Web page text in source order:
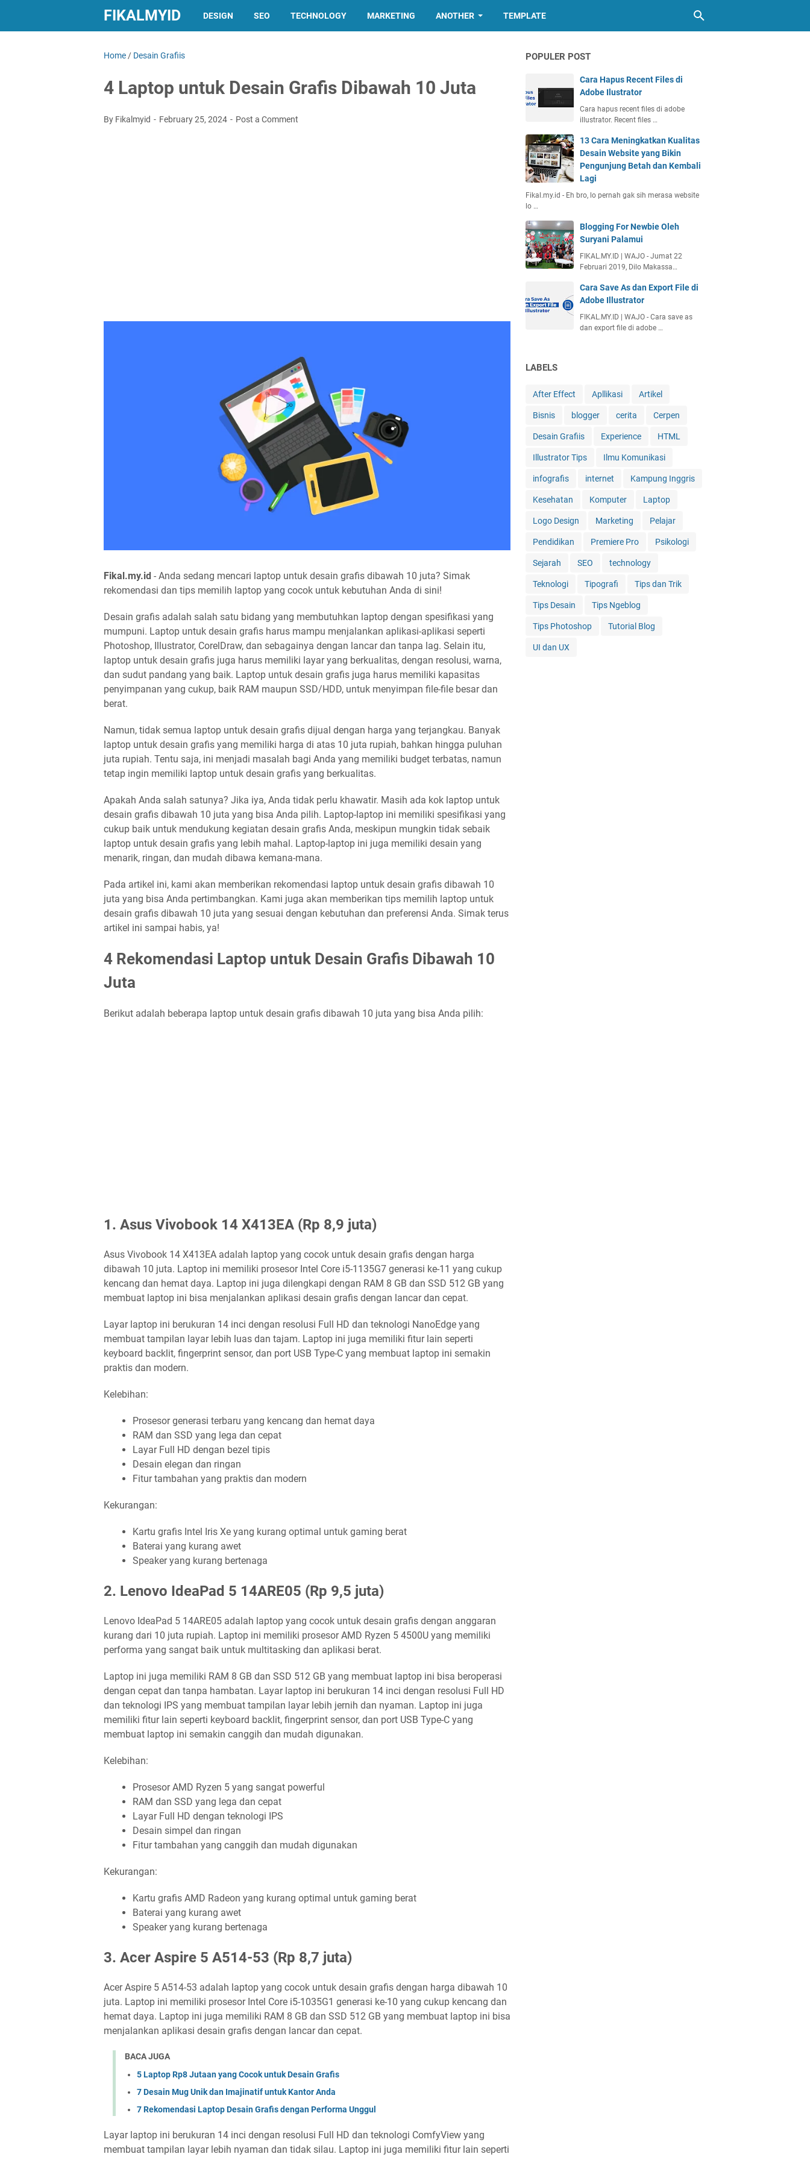
FIKALMYID DESIGN SEO TECHNOLOGY MARKETING ANOTHER TEMPLATE
Home / Desain Grafiis
4 Laptop untuk Desain Grafis Dibawah 10 Juta
By Fikalmyid February 25, 2024 Post a Comment
Fikal.my.id - Anda sedang mencari laptop untuk desain grafis dibawah 10 juta? Simak
rekomendasi dan tips memilih laptop yang cocok untuk kebutuhan Anda di sini!
Desain grafis adalah salah satu bidang yang membutuhkan laptop dengan spesifikasi yang
mumpuni. Laptop untuk desain grafis harus mampu menjalankan aplikasi-aplikasi seperti
Photoshop, Illustrator, CorelDraw, dan sebagainya dengan lancar dan tanpa lag. Selain itu,
laptop untuk desain grafis juga harus memiliki layar yang berkualitas, dengan resolusi, warna,
dan sudut pandang yang baik. Laptop untuk desain grafis juga harus memiliki kapasitas
penyimpanan yang cukup, baik RAM maupun SSD/HDD, untuk menyimpan file-file besar dan
berat.
Namun, tidak semua laptop untuk desain grafis dijual dengan harga yang terjangkau. Banyak
laptop untuk desain grafis yang memiliki harga di atas 10 juta rupiah, bahkan hingga puluhan
juta rupiah. Tentu saja, ini menjadi masalah bagi Anda yang memiliki budget terbatas, namun
tetap ingin memiliki laptop untuk desain grafis yang berkualitas.
Apakah Anda salah satunya? Jika iya, Anda tidak perlu khawatir. Masih ada kok laptop untuk
desain grafis dibawah 10 juta yang bisa Anda pilih. Laptop-laptop ini memiliki spesifikasi yang
cukup baik untuk mendukung kegiatan desain grafis Anda, meskipun mungkin tidak sebaik
laptop untuk desain grafis yang lebih mahal. Laptop-laptop ini juga memiliki desain yang
menarik, ringan, dan mudah dibawa kemana-mana.
Pada artikel ini, kami akan memberikan rekomendasi laptop untuk desain grafis dibawah 10
juta yang bisa Anda pertimbangkan. Kami juga akan memberikan tips memilih laptop untuk
desain grafis dibawah 10 juta yang sesuai dengan kebutuhan dan preferensi Anda. Simak terus
artikel ini sampai habis, ya!
4 Rekomendasi Laptop untuk Desain Grafis Dibawah 10
Juta
Berikut adalah beberapa laptop untuk desain grafis dibawah 10 juta yang bisa Anda pilih:
1. Asus Vivobook 14 X413EA (Rp 8,9 juta)
Asus Vivobook 14 X413EA adalah laptop yang cocok untuk desain grafis dengan harga
dibawah 10 juta. Laptop ini memiliki prosesor Intel Core i5-1135G7 generasi ke-11 yang cukup
kencang dan hemat daya. Laptop ini juga dilengkapi dengan RAM 8 GB dan SSD 512 GB yang
membuat laptop ini bisa menjalankan aplikasi desain grafis dengan lancar dan cepat.
Layar laptop ini berukuran 14 inci dengan resolusi Full HD dan teknologi NanoEdge yang
membuat tampilan layar lebih luas dan tajam. Laptop ini juga memiliki fitur lain seperti
keyboard backlit, fingerprint sensor, dan port USB Type-C yang membuat laptop ini semakin
praktis dan modern.
Kelebihan:
Prosesor generasi terbaru yang kencang dan hemat daya
RAM dan SSD yang lega dan cepat
Layar Full HD dengan bezel tipis
Desain elegan dan ringan
Fitur tambahan yang praktis dan modern
Kekurangan:
Kartu grafis Intel Iris Xe yang kurang optimal untuk gaming berat
Baterai yang kurang awet
Speaker yang kurang bertenaga
2. Lenovo IdeaPad 5 14ARE05 (Rp 9,5 juta)
Lenovo IdeaPad 5 14ARE05 adalah laptop yang cocok untuk desain grafis dengan anggaran
kurang dari 10 juta rupiah. Laptop ini memiliki prosesor AMD Ryzen 5 4500U yang memiliki
performa yang sangat baik untuk multitasking dan aplikasi berat.
Laptop ini juga memiliki RAM 8 GB dan SSD 512 GB yang membuat laptop ini bisa beroperasi
dengan cepat dan tanpa hambatan. Layar laptop ini berukuran 14 inci dengan resolusi Full HD
dan teknologi IPS yang membuat tampilan layar lebih jernih dan nyaman. Laptop ini juga
memiliki fitur lain seperti keyboard backlit, fingerprint sensor, dan port USB Type-C yang
membuat laptop ini semakin canggih dan mudah digunakan.
Kelebihan:
Prosesor AMD Ryzen 5 yang sangat powerful
RAM dan SSD yang lega dan cepat
Layar Full HD dengan teknologi IPS
Desain simpel dan ringan
Fitur tambahan yang canggih dan mudah digunakan
Kekurangan:
Kartu grafis AMD Radeon yang kurang optimal untuk gaming berat
Baterai yang kurang awet
Speaker yang kurang bertenaga
3. Acer Aspire 5 A514-53 (Rp 8,7 juta)
Acer Aspire 5 A514-53 adalah laptop yang cocok untuk desain grafis dengan harga dibawah 10
juta. Laptop ini memiliki prosesor Intel Core i5-1035G1 generasi ke-10 yang cukup kencang dan
hemat daya. Laptop ini juga memiliki RAM 8 GB dan SSD 512 GB yang membuat laptop ini bisa
menjalankan aplikasi desain grafis dengan lancar dan cepat.
BACA JUGA
5 Laptop Rp8 Jutaan yang Cocok untuk Desain Grafis
7 Desain Mug Unik dan Imajinatif untuk Kantor Anda
7 Rekomendasi Laptop Desain Grafis dengan Performa Unggul
Layar laptop ini berukuran 14 inci dengan resolusi Full HD dan teknologi ComfyView yang
membuat tampilan layar lebih nyaman dan tidak silau. Laptop ini juga memiliki fitur lain seperti
POPULER POST
Cara Hapus Recent Files di
Adobe Ilustrator
Cara hapus recent files di adobe
illustrator. Recent files …
13 Cara Meningkatkan Kualitas
Desain Website yang Bikin
Pengunjung Betah dan Kembali
Lagi
Fikal.my.id - Eh bro, lo pernah gak sih merasa website
lo …
Blogging For Newbie Oleh
Suryani Palamui
FIKAL.MY.ID | WAJO - Jumat 22
Februari 2019, Dilo Makassa…
Cara Save As dan Export File di
Adobe Illustrator
FIKAL.MY.ID | WAJO - Cara save as
dan export file di adobe …
LABELS
After Effect Apllikasi Artikel
Bisnis blogger cerita Cerpen
Desain Grafiis Experience HTML
Illustrator Tips Ilmu Komunikasi
infografis internet Kampung Inggris
Kesehatan Komputer Laptop
Logo Design Marketing Pelajar
Pendidikan Premiere Pro Psikologi
Sejarah SEO technology
Teknologi Tipografi Tips dan Trik
Tips Desain Tips Ngeblog
Tips Photoshop Tutorial Blog
UI dan UX